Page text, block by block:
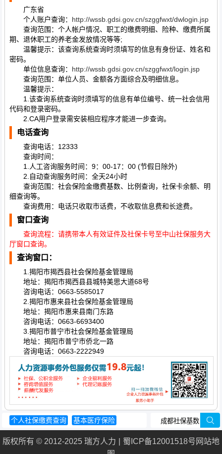
广东省
个人账户查询： http://wssb.gdsi.gov.cn/szggfwxt/dwlogin.jsp
查询范围：个人帐户情况、职工的缴费明细、险种、缴费所属
期、退休职工的养老金发放情况等等;
温馨提示：该查询系统查询时须填写的信息有身份证、姓名和
密码。
单位信息查询： http://wssb.gdsi.gov.cn/szggfwxt/login.jsp
查询范围：单位人员、金额各方面综合及明细信息。
温馨提示：
1.该查询系统查询时须填写的信息有单位编号、统一社会信用
代码和登录密码。
2.CA用户登录需安装相应程序才能进一步查询。
电话查询
查询电话：12333
查询时间：
1.人工咨询服务时间：9：00-17：00 (节假日除外)
2.自动查询服务时间：全天24小时
查询范围：社会保险金缴费基数、比例查询，社保卡余额、明
细查询等。
查询费用：电话只收取市话费，不收取信息费和长途费。
窗口查询
查询流程：请携带本人有效证件及社保卡号至中山社保服务大
厅窗口查询。
查询窗口：
1.揭阳市揭西县社会保险基金管理局
地址：揭阳市揭西县县城特美思大道68号
咨询电话：0663-5585017
2.揭阳市惠来县社会保险基金管理局
地址：揭阳市惠来县南门东路
咨询电话：0663-6693400
3.揭阳市普宁市社会保险基金管理局
地址：揭阳市普宁市侨北一路
咨询电话：0663-2222949
个人社保缴费查询
基本医疗保险
养老金计算方法
工伤认定时间
版权所有 © 2012-2025 瑞方人力 蜀ICP备12001518号 网站地